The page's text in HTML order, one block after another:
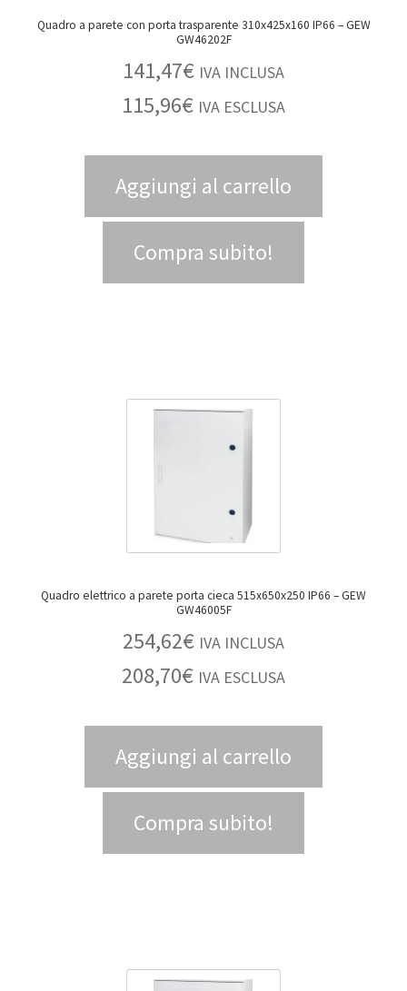
Quadro a parete con porta trasparente 310x425x160 IP66 – GEW
GW46202F
141,47€ IVA INCLUSA
115,96€ IVA ESCLUSA
Aggiungi al carrello
Compra subito!
Quadro elettrico a parete porta cieca 515x650x250 IP66 – GEW
GW46005F
254,62€ IVA INCLUSA
208,70€ IVA ESCLUSA
Aggiungi al carrello
Compra subito!